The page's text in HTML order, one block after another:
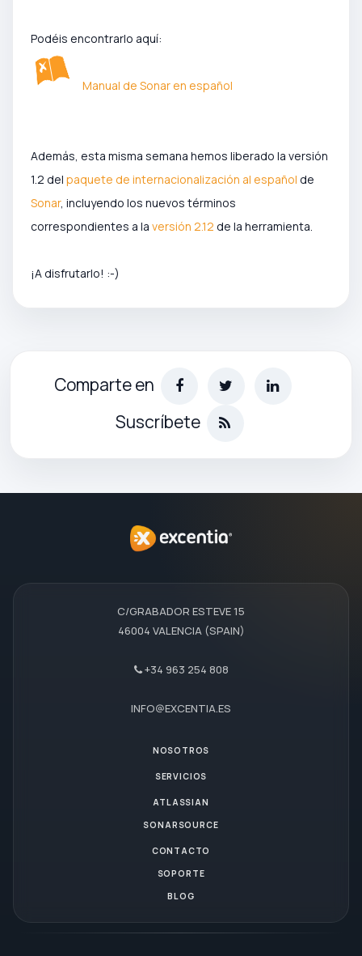
Podéis encontrarlo aquí:
Manual de Sonar en español
Además, esta misma semana hemos liberado la versión
1.2 del paquete de internacionalización al español de
Sonar, incluyendo los nuevos términos
correspondientes a la versión 2.12 de la herramienta.
¡A disfrutarlo! :-)
Comparte en
Suscríbete
C/GRABADOR ESTEVE 15
46004 VALENCIA (SPAIN)
+34 963 254 808
INFO@EXCENTIA.ES
NOSOTROS
SERVICIOS
ATLASSIAN
SONARSOURCE
CONTACTO
SOPORTE
BLOG